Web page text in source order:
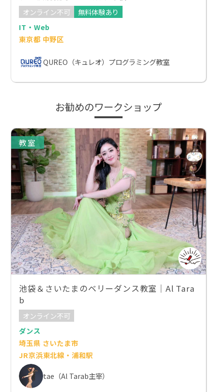
オンライン不可
無料体験あり
IT・Web
東京都 中野区
QUREO（キュレオ）プログラミング教室
お勧めのワークショップ
教室
池袋＆さいたまのベリーダンス教室｜Al Tara
b
オンライン不可
ダンス
埼玉県 さいたま市
JR京浜東北線・浦和駅
tae（Al Tarab主宰）